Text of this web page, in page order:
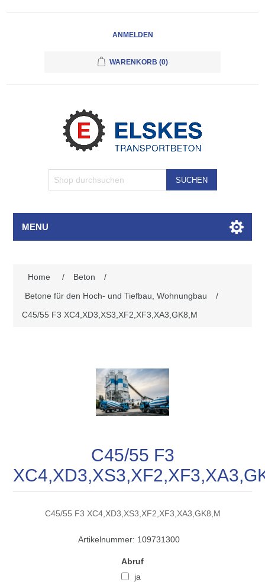
ANMELDEN
WARENKORB (0)
SUCHEN
MENU
Home / Beton
/
Betone für den Hoch- und Tiefbau, Wohnungbau
/
C45/55 F3 XC4,XD3,XS3,XF2,XF3,XA3,GK8,M
C45/55 F3
C45/55 F3 XC4,XD3,XS3,XF2,XF3,XA3,GK8,M
Artikelnummer: 109731300
Abruf
ja